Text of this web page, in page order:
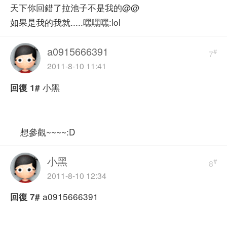
天下你回錯了拉池子不是我的@@
如果是我的我就.....嘿嘿嘿:lol
7#
a0915666391
2011-8-10 11:41
回復 1# 小黑
想參觀~~~~:D
8#
小黑
2011-8-10 12:34
回復 7# a0915666391